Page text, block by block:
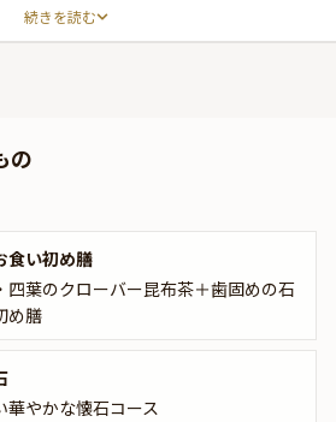
です。
海の恵みを伝統の技で魅せる本格日本
たりとお寛ぎいただける個室をご用意。
空間で、思い出深いお祝いのひとときを
続きを読む
の
食い初め膳
四葉のクローバー昆布茶＋歯固めの石
め膳
華やかな懐石コース